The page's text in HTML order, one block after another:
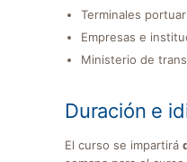
Terminales
Empresas e
Ministerio de
Duración e
El curso se impartirá